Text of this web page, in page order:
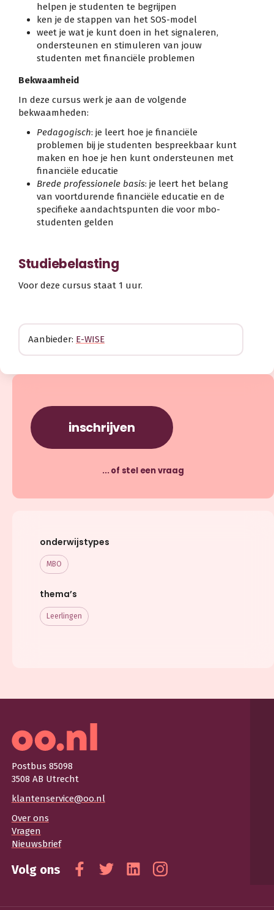
helpen je studenten te begrijpen
ken je de stappen van het SOS-model
weet je wat je kunt doen in het signaleren,
ondersteunen en stimuleren van jouw
studenten met financiële problemen
Bekwaamheid
In deze cursus werk je aan de volgende
bekwaamheden:
Pedagogisch: je leert hoe je financiële
problemen bij je studenten bespreekbaar kunt
maken en hoe je hen kunt ondersteunen met
financiële educatie
Brede professionele basis: je leert het belang
van voortdurende financiële educatie en de
specifieke aandachtspunten die voor mbo-
studenten gelden
Studiebelasting
Voor deze cursus staat 1 uur.
Aanbieder: E-WISE
inschrijven
... of stel een vraag
onderwijstypes
MBO
thema’s
Leerlingen
Postbus 85098
3508 AB Utrecht
klantenservice@oo.nl
Over ons
Vragen
Nieuwsbrief
Volg ons
Facebook
TwitterLinkedinInstagram